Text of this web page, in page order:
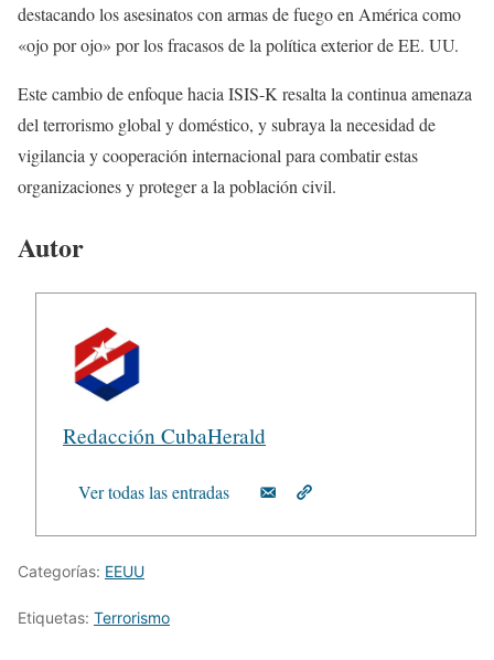
destacando los asesinatos con armas de fuego en América como
«ojo por ojo» por los fracasos de la política exterior de EE. UU.
Este cambio de enfoque hacia ISIS-K resalta la continua amenaza
del terrorismo global y doméstico, y subraya la necesidad de
vigilancia y cooperación internacional para combatir estas
organizaciones y proteger a la población civil.
Autor
Redacción CubaHerald
Ver todas las entradas
Categorías: EEUU
Etiquetas: Terrorismo